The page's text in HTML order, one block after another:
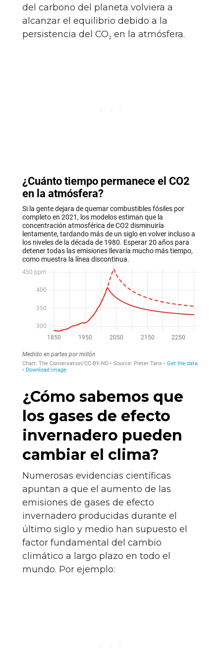
del carbono del planeta volviera a
alcanzar el equilibrio debido a la
persistencia del CO₂ en la atmósfera.
¿Cómo sabemos que
los gases de efecto
invernadero pueden
cambiar el clima?
Numerosas evidencias científicas
apuntan a que el aumento de las
emisiones de gases de efecto
invernadero producidas durante el
último siglo y medio han supuesto el
factor fundamental del cambio
climático a largo plazo en todo el
mundo. Por ejemplo: